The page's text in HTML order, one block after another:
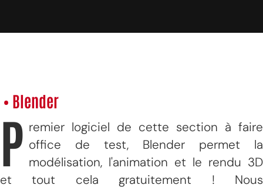
• Blender
P remier logiciel de cette section à faire
office de test, Blender permet la
modélisation, l'animation et le rendu 3D
et tout cela gratuitement ! Nous